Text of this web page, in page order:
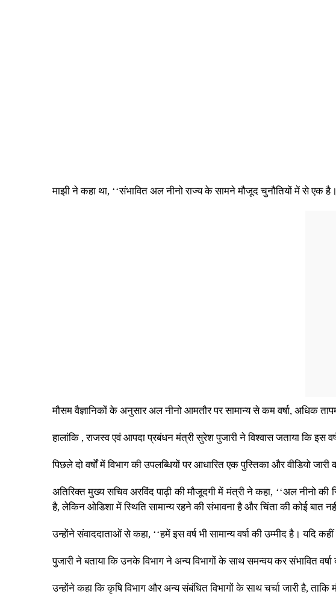
माझी ने कहा था, ‘‘संभावित अल नीनो राज्य के सामने मौजूद चुनौतियों में से एक
मौसम वैज्ञानिकों के अनुसार अल नीनो आमतौर पर सामान्य से कम वर्षा, अधिक
हालांकि , राजस्व एवं आपदा प्रबंधन मंत्री सुरेश पुजारी ने विश्वास जताया कि इस
पिछले दो वर्षों में विभाग की उपलब्धियों पर आधारित एक पुस्तिका और वीडियो
अतिरिक्त मुख्य सचिव अरविंद पाढ़ी की मौजूदगी में मंत्री ने कहा, ‘‘अल नीनो
है, लेकिन ओडिशा में स्थिति सामान्य रहने की संभावना है और चिंता की कोई बात
उन्होंने संवाददाताओं से कहा, ‘‘हमें इस वर्ष भी सामान्य वर्षा की उम्मीद है। यदि
पुजारी ने बताया कि उनके विभाग ने अन्य विभागों के साथ समन्वय कर संभावित
उन्होंने कहा कि कृषि विभाग और अन्य संबंधित विभागों के साथ चर्चा जारी है,